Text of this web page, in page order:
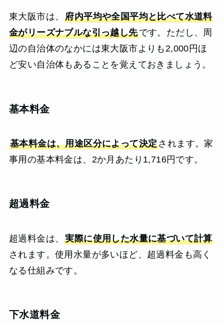
東大阪市は、府内平均や全国平均と比べて水道料
金がリーズナブルな引っ越し先です。ただし、周
辺の自治体のなかには東大阪市よりも2,000円ほ
ど安い自治体もあることを覚えておきましょう。
基本料金
基本料金は、用途区分によって決定されます。家
事用の基本料金は、2か月あたり1,716円です。
超過料金
超過料金は、実際に使用した水量に基づいて計算
されます。使用水量が多いほど、超過料金も高く
なる仕組みです。
下水道料金